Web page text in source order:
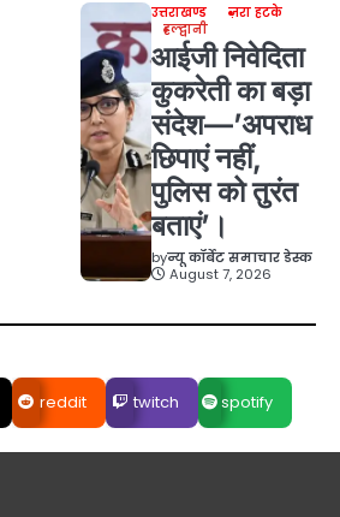
उत्तराखण्ड
ज़रा हटके
हल्द्वानी
आईजी निवेदिता
कुकरेती का बड़ा
संदेश—’अपराध
छिपाएं नहीं,
पुलिस को तुरंत
बताएं’।
byन्यू कॉर्बेट समाचार डेस्क
August 7, 2026
reddit twitch spotify